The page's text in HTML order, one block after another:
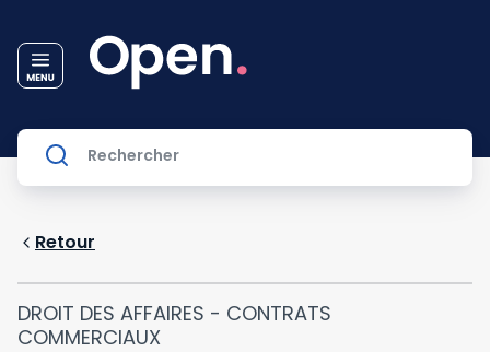
Retour
DROIT DES AFFAIRES - CONTRATS
COMMERCIAUX